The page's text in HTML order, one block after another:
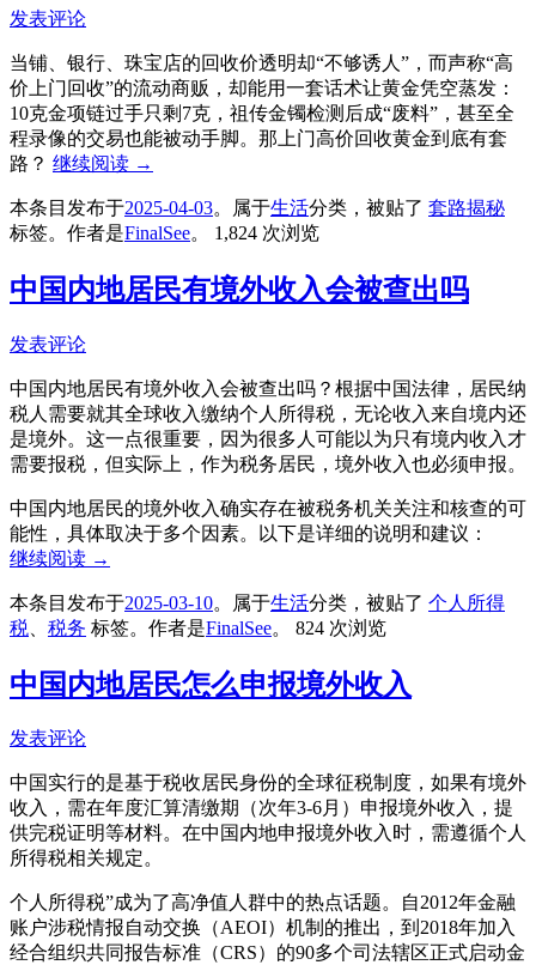
发表评论
当铺、银行、珠宝店的回收价透明却“不够诱人”，而声称“高
价上门回收”的流动商贩，却能用一套话术让黄金凭空蒸发：
10克金项链过手只剩7克，祖传金镯检测后成“废料”，甚至全
程录像的交易也能被动手脚。那上门高价回收黄金到底有套
路？ 继续阅读 →
本条目发布于2025-04-03。属于生活分类，被贴了 套路揭秘
标签。 作者是FinalSee。 1,824 次浏览
中国内地居民有境外收入会被查出吗
发表评论
中国内地居民有境外收入会被查出吗？根据中国法律，居民纳
税人需要就其全球收入缴纳个人所得税，无论收入来自境内还
是境外。这一点很重要，因为很多人可能以为只有境内收入才
需要报税，但实际上，作为税务居民，境外收入也必须申报。
中国内地居民的境外收入确实存在被税务机关关注和核查的可
能性，具体取决于多个因素。以下是详细的说明和建议：
继续阅读 →
本条目发布于2025-03-10。属于生活分类，被贴了 个人所得
税
税务 标签。 作者是FinalSee。 824 次浏览
中国内地居民怎么申报境外收入
发表评论
中国实行的是基于税收居民身份的全球征税制度，如果有境外
收入，需在年度汇算清缴期（次年3-6月）申报境外收入，提
供完税证明等材料。在中国内地申报境外收入时，需遵循个人
所得税相关规定。
个人所得税”成为了高净值人群中的热点话题。自2012年金融
账户涉税情报自动交换（AEOI）机制的推出，到2018年加入
经合组织共同报告标准（CRS）的90多个司法辖区正式启动金